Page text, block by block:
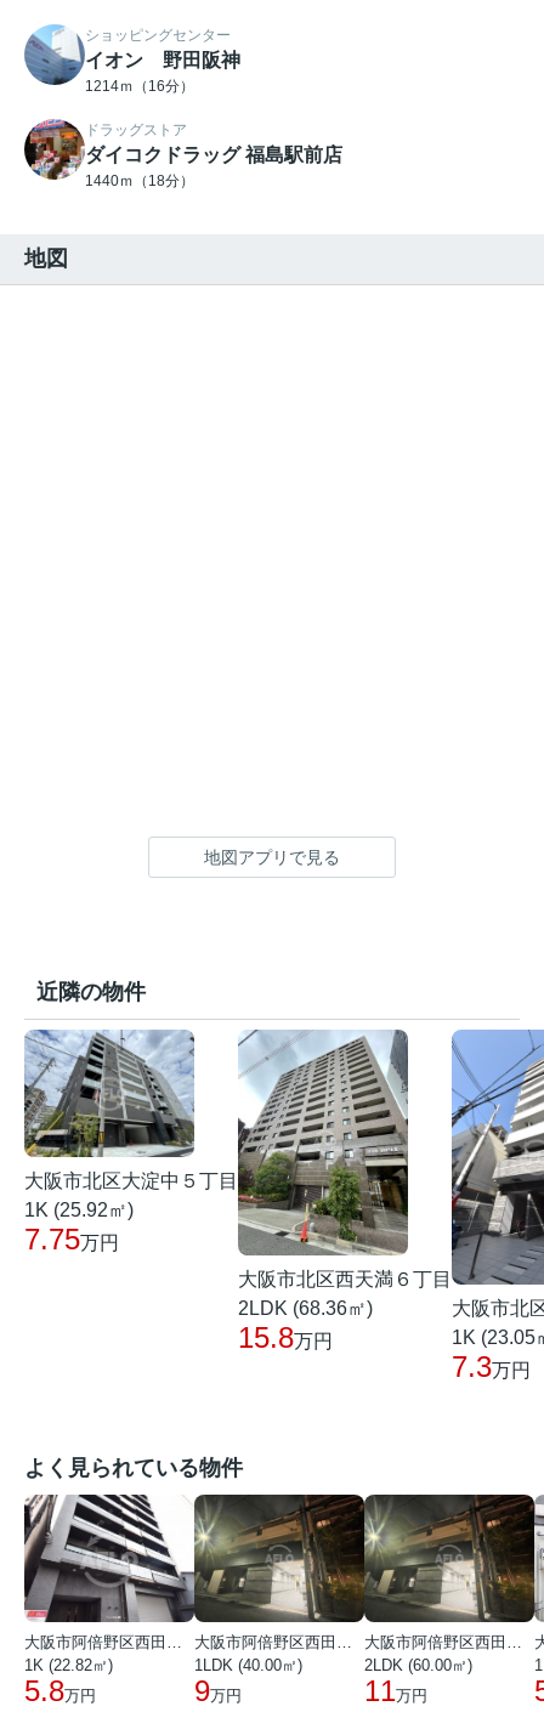
ショッピングセンター
イオン 野田阪神
1214ｍ（16分）
ドラッグストア
ダイコクドラッグ 福島駅前店
1440ｍ（18分）
地図
地図アプリで見る
近隣の物件
大阪市北区大淀中５丁目
1K (25.92㎡)
7.75万円
大阪市北区西天満６丁目
2LDK (68.36㎡)
15.8万円
大阪市北
1K (23.05
7.3万円
よく見られている物件
1K (22.82㎡)
5.8万円
1LDK (40.00㎡)
9万円
2LDK (60.00㎡)
11万円